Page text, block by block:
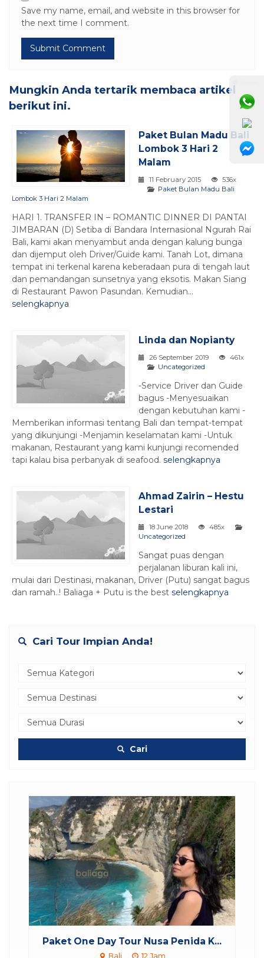
Save my name, email, and website in this browser for
the next time I comment.
Mungkin Anda tertarik membaca artikel
berikut ini.
Paket Bulan Madu Bali
Lombok 3 Hari 2
Malam
11 February 2015
536x
Paket Bulan Madu Bali
Lombok 3 Hari 2 Malam
HARI 1. TRANSFER IN – ROMANTIC DINNER DI PANTAI
JIMBARAN (D) Setiba di Bandara Internasional Ngurah Rai
Bali, kami akan menyambut anda dengan kalung bunga
dan dijemput oleh Driver/Guide kami. Tanah Lot, dimana
tempat ini terkenal karena keberadaan pura di tengah laut
dan pemandangan sunsetnya yang eksotis. Makan Siang
di Restaurant Pawon Pasundan. Kemudian...
selengkapnya
Linda dan Nopianty
26 September 2019
461x
Uncategorized
-Service Driver dan Guide
bagus -Menyesuaikan
dengan kebutuhan kami -
Memberikan informasi tentang Bali dan tempat-tempat
yang dikunjungi -Menjamin keselamatan kami -Untuk
makanan, Restaurant yang kami kunjungi recomended
tapi kalau bisa perbanyak di seafood. selengkapnya
Ahmad Zairin – Hestu
Lestari
18 June 2018
485x
Uncategorized
Sangat puas dengan
perjalanan liburan kali ini,
mulai dari Destinasi, makanan, Driver (Putu) sangat bagus
dan ramah..! Baliaga + Putu is the best selengkapnya
Cari Tour Impian Anda!
Cari
Paket One Day Tour Nusa Penida K...
12 Jam